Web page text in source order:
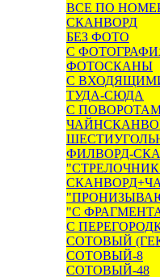
ВСЕ ПО
СКАНВОРД
БЕЗ ФОТО
С
ФОТОСКАНЫ
С
ТУДА-СЮДА
С
ФИЛВОРД-
"С
С
СОТОВЫЙ
СОТОВЫЙ-8
СОТОВЫЙ-48